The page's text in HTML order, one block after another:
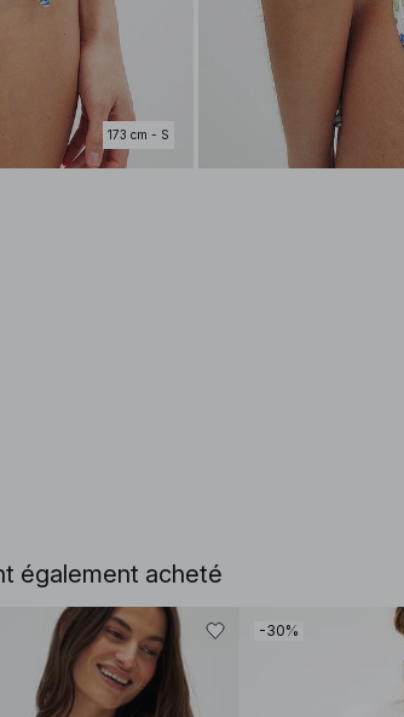
173 cm - S
également acheté
-30%